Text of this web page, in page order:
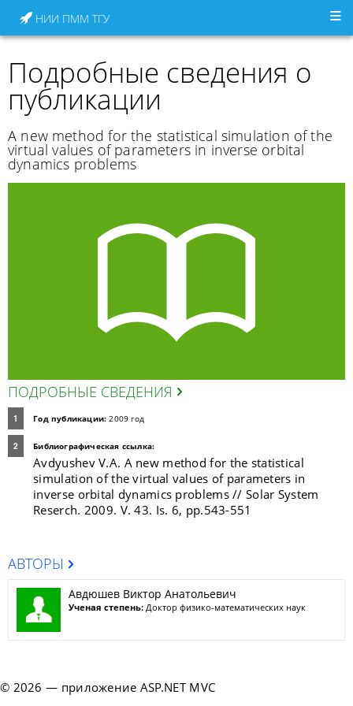
НИИ ПММ ТГУ
Подробные сведения о
публикации
A new method for the statistical simulation of the
virtual values of parameters in inverse orbital
dynamics problems
ПОДРОБНЫЕ СВЕДЕНИЯ
Год публикации: 2009 год
Библиографическая ссылка:
Avdyushev V.A. A new method for the statistical
simulation of the virtual values of parameters in
inverse orbital dynamics problems // Solar System
Reserch. 2009. V. 43. Is. 6, pp.543-551
АВТОРЫ
Авдюшев Виктор Анатольевич
Ученая степень: Доктор физико-математических наук
© 2026 — приложение ASP.NET MVC